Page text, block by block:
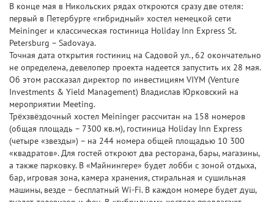
В конце мая в Никольских рядах откроются сразу две отеля:
первый в Петербурге «гибридный» хостел немецкой сети
Meininger и классическая гостиница Holiday Inn Express St.
Petersburg – Sadovaya.
Точная дата открытия гостиниц на Садовой ул., 62 окончательно
не определена, девелопер проекта надеется запустить их 28 мая.
Об этом рассказал директор по инвестициям VIYM (Venture
Investments & Yield Management) Владислав Юрковский на
мероприятии Meeting.
Трёхзвёздочный хостел Meininger рассчитан на 158 номеров
(общая площадь – 7300 кв.м), гостиница Holiday Inn Express
(четыре «звезды») – на 244 номера общей площадью 10 300
«квадратов». Для гостей откроют два ресторана, бары, магазины,
а также парковку. В «Майнингере» будет лобби с зоной отдыха,
бар, игровая зона, камера хранения, стиральная и сушильная
машины, везде – бесплатный Wi-Fi. В каждом номере будет душ,